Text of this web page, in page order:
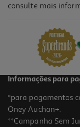
Adaptador Usb Wi-Fi
consulte mais
Informações para
*para pagamentos
Oney Auchan+.
**Campanha Sem